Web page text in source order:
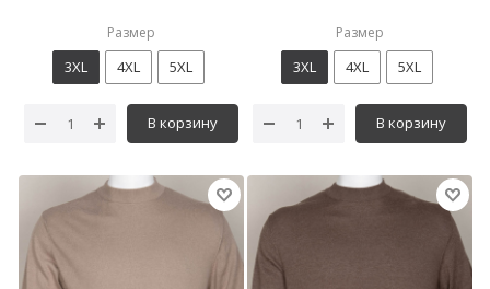
Размер
3XL 4XL 5XL
В корзину
Размер
3XL 4XL 5XL
В корзину